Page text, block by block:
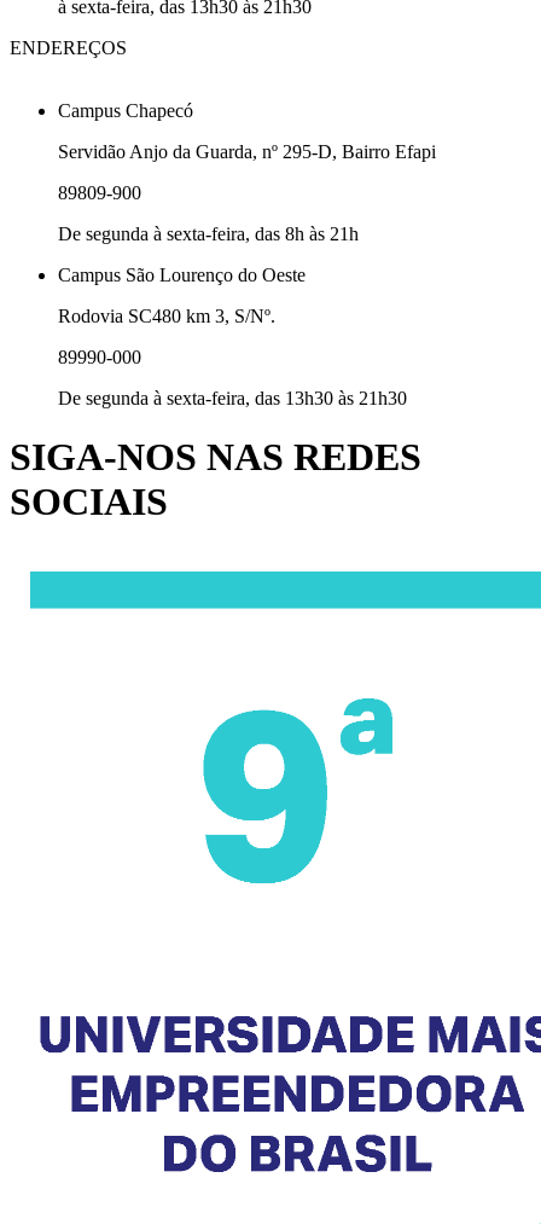
à sexta-feira, das 13h30 às 21h30
ENDEREÇOS
Campus Chapecó
Servidão Anjo da Guarda, nº 295-D, Bairro Efapi
89809-900
De segunda à sexta-feira, das 8h às 21h
Campus São Lourenço do Oeste
Rodovia SC480 km 3, S/Nº.
89990-000
De segunda à sexta-feira, das 13h30 às 21h30
SIGA-NOS NAS REDES
SOCIAIS